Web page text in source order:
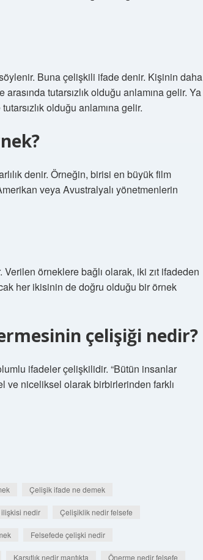
Buna çelişkili ifade denir. Kişinin daha
tutarsızlık olduğu anlamına gelir. Ya
olduğu anlamına gelir.
denir. Örneğin, birisi en büyük film
veya Avustralyalı yönetmenlerin
örneklere bağlı olarak, iki zıt ifadeden
her ikisinin de doğru olduğu bir örnek
çelişiği nedir?
ifadeler çelişkilidir. “Bütün insanlar
ve niceliksel olarak birbirlerinden farklı
Çelişik ifade ne demek
nedir Çelişiklik nedir felsefe
Felsefede çelişki nedir
Karşıtlık nedir mantıkta Önerme nedir felsefe